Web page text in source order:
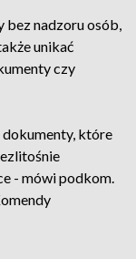
bez nadzoru osób,
unikać
czy
dokumenty, które
- mówi podkom.